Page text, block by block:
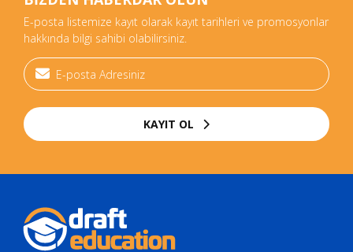
E-posta listemize kayıt olarak kayıt tarihleri ve promosyonlar
hakkında bilgi sahibi olabilirsiniz.
KAYIT OL